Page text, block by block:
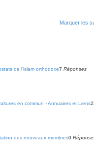
Marquer les
de l'islam orthodoxe7 Réponses
en commun - Annuaires et Liens
des nouveaux membres0